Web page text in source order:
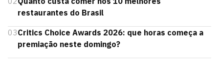
restaurantes do Brasil
03Critics Choice Awards 2026: que horas começa a
premiação neste domingo?